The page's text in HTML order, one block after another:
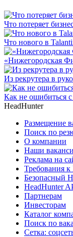
Что потеряет
Что нового в
«Нижегородская
Из рекрутера в
Как не ошибиться
HeadHunter
Размещение
Поиск по
О компании
Наши
Реклама на
Требования
Безопасный
HeadHunter
Партнерам
Инвесторам
Каталог
Поиск по
Сетка: